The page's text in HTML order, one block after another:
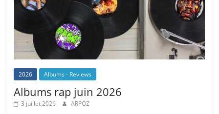
2026 Albums - Reviews
Albums rap juin 2026
3 juillet 2026 ARPOZ